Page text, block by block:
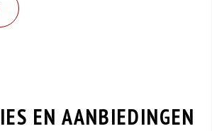
EN AANBIEDINGEN